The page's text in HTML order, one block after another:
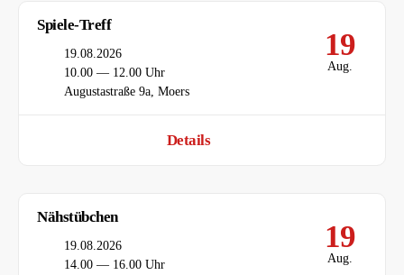
19
Aug.
Spiele-Treff
Datum
19.08.2026
Uhrzeit
10.00 — 12.00 Uhr
Ort
Augustastraße 9a, Moers
Details
19
Aug.
Nähstübchen
Datum
19.08.2026
Uhrzeit
14.00 — 16.00 Uhr